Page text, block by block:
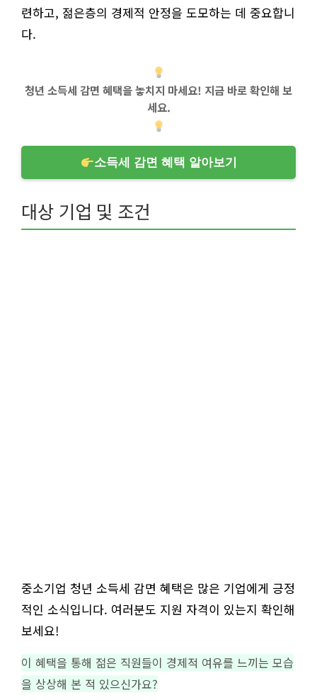
련하고, 젊은층의 경제적 안정을 도모하는 데 중요합니
다.
청년 소득세 감면 혜택을 놓치지 마세요! 지금 바로 확인해 보
세요.
소득세 감면 혜택 알아보기
대상 기업 및 조건
중소기업 청년 소득세 감면 혜택은 많은 기업에게 긍정
적인 소식입니다. 여러분도 지원 자격이 있는지 확인해
보세요!
이 혜택을 통해 젊은 직원들이 경제적 여유를 느끼는 모습
을 상상해 본 적 있으신가요?